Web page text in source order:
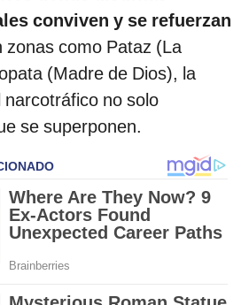
conviven y se refuerzan
zonas como Pataz (La
(Madre de Dios), la
no solo
se superponen.